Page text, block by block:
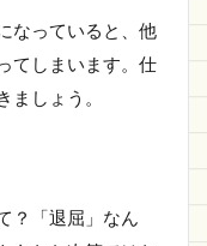
なっていると、他
てしまいます。仕
しょう。
？「退屈」なん